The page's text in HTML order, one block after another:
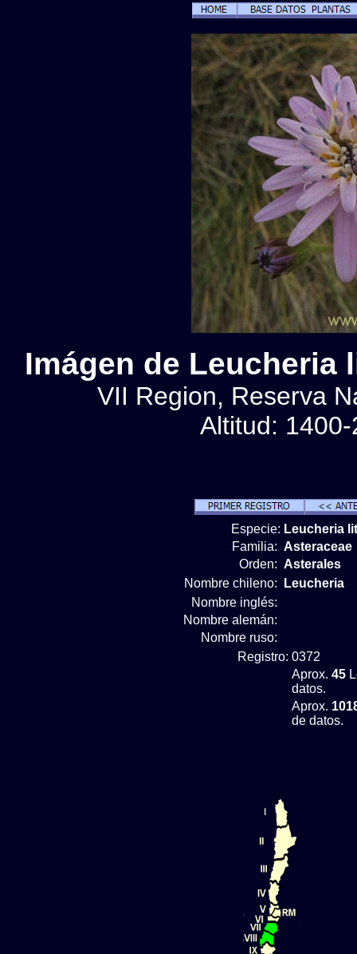
Imágen de Leucheria
VII Region, Reserva
Altitud:
Especie: Leucheria
Familia: Asteraceae
Orden: Asterales
Nombre chileno:
Leucheria
Nombre inglés:
Nombre alemán:
Nombre ruso:
Registro: 0372
Aprox. 45
datos.
Aprox.
de datos.